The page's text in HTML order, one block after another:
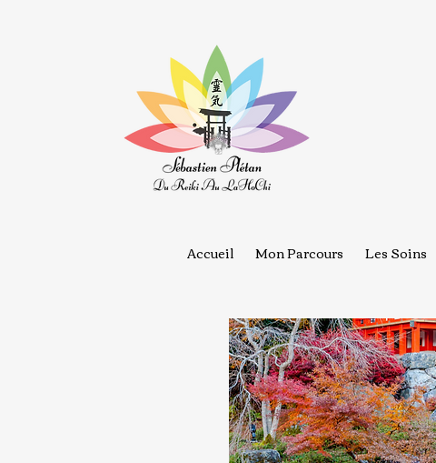
Accueil Mon Parcours Les Soins